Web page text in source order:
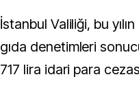
İstanbul Valiliği, bu yılın 9 ayında kentte yapılan
gıda denetimleri
717 lira idari para